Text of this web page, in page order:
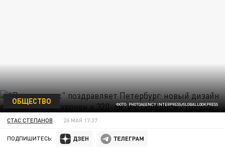
ФОТО: PHOTOAGENCY INTERPRESS/GLOBALLOOKPRESS
ОБЩЕСТВО
СТАС СТЕПАНОВ 26 МАЯ 17:37
ПОДПИШИТЕСЬ: